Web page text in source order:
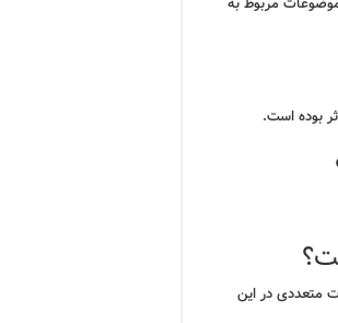
بوده است.
متعددی در این